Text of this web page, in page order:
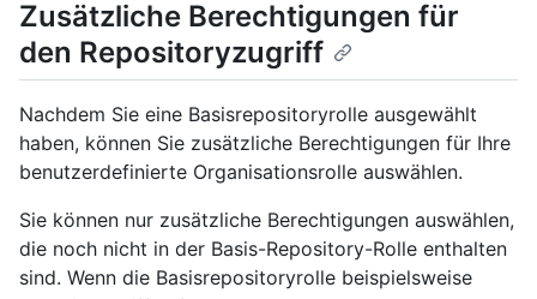
Zusätzliche Berechtigungen für
den Repositoryzugriff
Nachdem Sie eine Basisrepositoryrolle ausgewählt
haben, können Sie zusätzliche Berechtigungen für Ihre
benutzerdefinierte Organisationsrolle auswählen.
Sie können nur zusätzliche Berechtigungen auswählen,
die noch nicht in der Basis-Repository-Rolle enthalten
sind. Wenn die Basisrepositoryrolle beispielsweise